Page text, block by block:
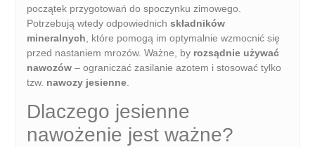
początek przygotowań do spoczynku zimowego.
Potrzebują wtedy odpowiednichskładników
mineralnych , które pomogą im optymalnie wzmocnić się
przed nastaniem mrozów. Ważne, by rozsądnie używać
nawozów – ograniczać zasilanie azotem i stosować tylko
tzw. nawozy jesienne
Dlaczego jesienne
nawożenie jest ważne?